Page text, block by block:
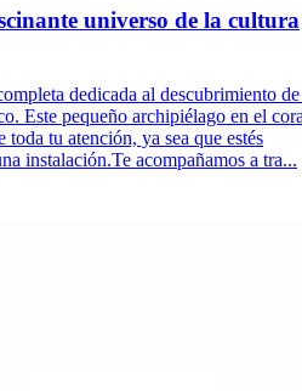
universo de la cultura
dedicada al descubrimiento
Este pequeño archipiélago en el
toda tu atención, ya sea que estés
instalación.Te acompañamos a tra...